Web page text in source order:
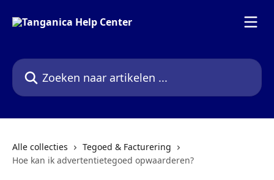
Zoeken naar artikelen ...
Alle collecties
Tegoed & Facturering
Hoe kan ik advertentietegoed opwaarderen?